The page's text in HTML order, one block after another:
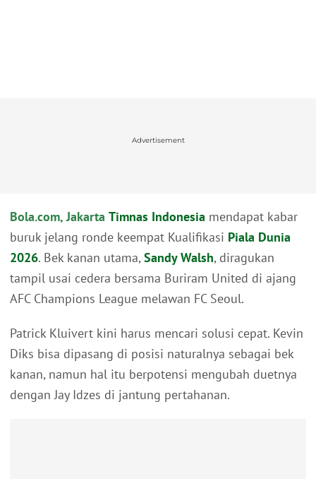
Advertisement
Bola.com, Jakarta Timnas Indonesia mendapat kabar
buruk jelang ronde keempat Kualifikasi Piala Dunia
2026. Bek kanan utama, Sandy Walsh, diragukan
tampil usai cedera bersama Buriram United di ajang
AFC Champions League melawan FC Seoul.
Patrick Kluivert kini harus mencari solusi cepat. Kevin
Diks bisa dipasang di posisi naturalnya sebagai bek
kanan, namun hal itu berpotensi mengubah duetnya
dengan Jay Idzes di jantung pertahanan.